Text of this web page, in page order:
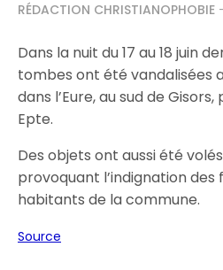
RÉDACTION CHRISTIANOPHOBIE
Dans la nuit du 17 au 18 juin
tombes ont été vandalisées
dans l’Eure, au sud de
Epte.
Des objets ont aussi été
provoquant l’indignation des
habitants de la commune.
Source